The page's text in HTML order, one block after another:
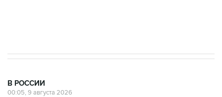
В РОССИИ
00:05, 9 августа 2026